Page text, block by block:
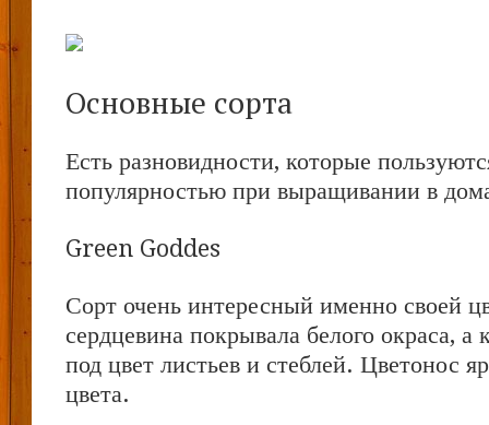
Основные сорта
Есть разновидности, которые
популярностью при выращивании в
Green Goddes
Сорт очень интересный именно своей
сердцевина покрывала белого окраса, а
под цвет листьев и стеблей. Цветонос
цвета.